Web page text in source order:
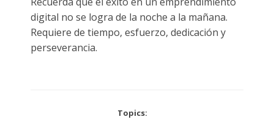
digital no se logra de la noche a la mañana.
Requiere de tiempo, esfuerzo, dedicación y
perseverancia.
Topics: